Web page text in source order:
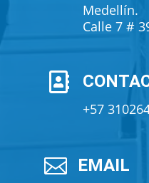
Medellín.
Calle 7 #

+57
 EMAIL